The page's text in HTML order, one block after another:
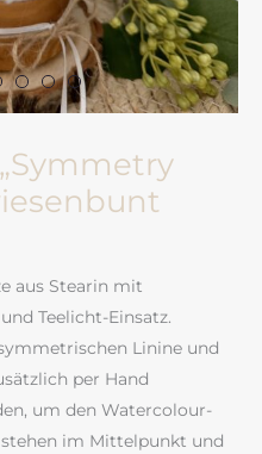
aus Stearin mit
Teelicht-Einsatz.
Linine und
per Hand
um den Watercolour-
im Mittelpunkt und